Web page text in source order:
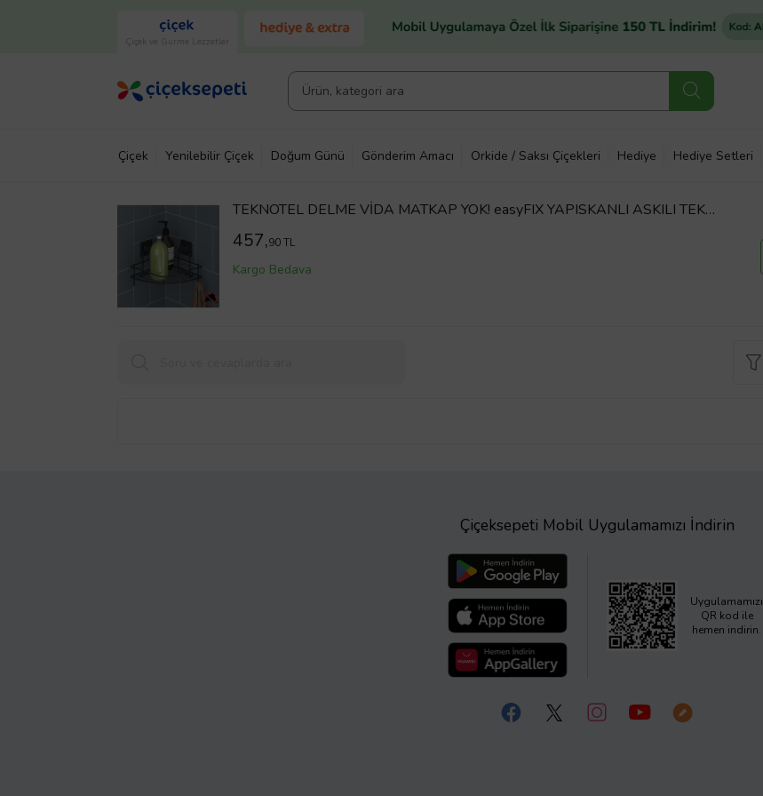
Çiçek ve Gurme Lezzetler
Çiçek Yenilebilir Çiçek Doğum Günü Gönderim Amacı Orkide / Saksı Çiçekleri Hediye Hediye Setleri
TEKNOTEL DELME VİDA MATKAP YOK! easyFIX YAPISKANLI ASKILI TEK
KATLI BANYO KÖŞE RAFI MAT SİYAH EF250
457,90 TL
Kargo Bedava
Çiçeksepeti Mobil Uygulamamızı İndirin
Uygulamamızı
QR kod ile
hemen indirin.